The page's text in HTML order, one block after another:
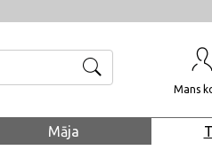
Meklēt
Mans
Māja